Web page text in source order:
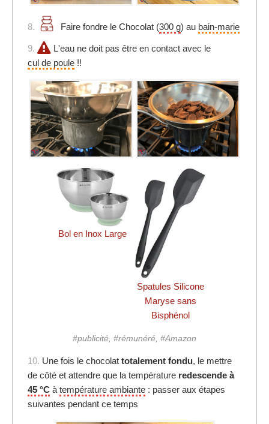
8. Faire fondre le Chocolat (300 g) au bain-marie
9.
L'eau ne doit pas être en contact avec le
cul de poule !!
Bol en Inox Large
Spatules Silicone
Maryse sans
Bisphénol
#publicité, #rémunéré, #Amazon
10. Une fois le chocolat totalement fondu, le mettre
de côté et attendre que la température redescende à
45 °C à température ambiante : passer aux étapes
suivantes pendant ce temps